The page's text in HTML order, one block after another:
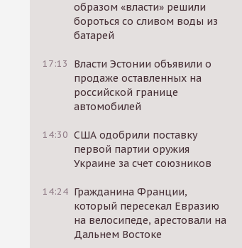
образом «власти» решили
бороться со сливом воды из
батарей
17:13
Власти Эстонии объявили о
продаже оставленных на
российской границе
автомобилей
14:30 США одобрили поставку
первой партии оружия
Украине за счет союзников
14:24 Гражданина Франции,
который пересекал Евразию
на велосипеде, арестовали на
Дальнем Востоке